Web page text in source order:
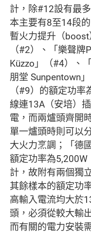
計，除#12設有最
本主要有8至14段
暫火力提升（boost
（#2）、「樂聲
Küzzo」（#4）、
朋堂 Sunpentown
（#9）的額定功
線連13A（安培）
電，而兩爐頭齊開
單一爐頭時則可以
大火力烹調；「德
額定功率為
計，故附有兩個獨
其餘樣本的額定功
高輸入電流均大於
頭，必須從較大輸
而有關的電力安裝